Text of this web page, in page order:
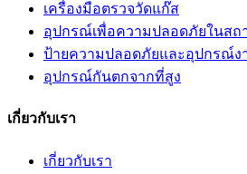
เครื่องมือตรวจวัดแก๊ส
อุปกรณ์เพื่อความปลอดภัยในสถ
ป้ายความปลอดภัยและอุปกรณ์ง
อุปกรณ์กันตกจากที่สูง
เกี่ยวกับเรา
เกี่ยวกับเรา